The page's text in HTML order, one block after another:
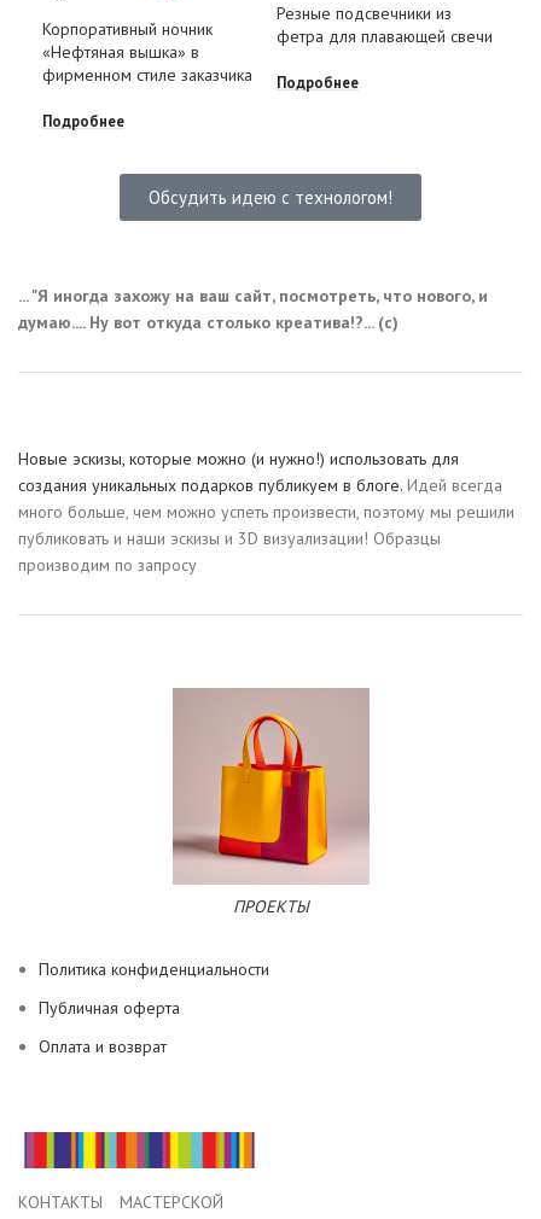
Корпоративный ночник
«Нефтяная вышка» в
фирменном стиле заказчика
Подробнее
Резные подсвечники из
фетра для плавающей свечи
Подробнее
Обсудить идею с технологом!
... "Я иногда захожу на ваш сайт, посмотреть, что нового, и
думаю.... Ну вот откуда столько креатива!?... (с)
Новые эскизы, которые можно (и нужно!) использовать для
создания уникальных подарков публикуем в блоге. Идей всегда
много больше, чем можно успеть произвести, поэтому мы решили
публиковать и наши эскизы и 3D визуализации! Образцы
производим по запросу
ПРОЕКТЫ
Политика конфиденциальности
Публичная оферта
Оплата и возврат
КОНТАКТЫ МАСТЕРСКОЙ